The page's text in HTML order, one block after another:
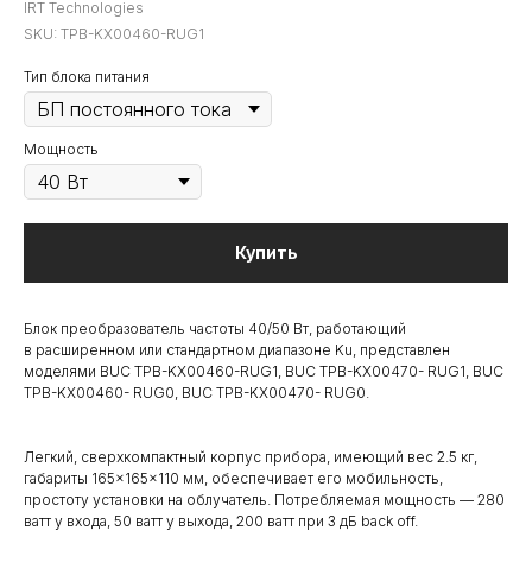
IRT Technologies
SKU: TPB-KX00460-RUG1
Тип блока питания
Мощность
Купить
Блок преобразователь частоты 40/50 Вт, работающий
в расширенном или стандартном диапазоне Ku, представлен
моделями BUC TPB-KX00460-RUG1, BUC TPB-KX00470- RUG1, BUC
TPB-KX00460- RUG0, BUC TPB-KX00470- RUG0.
Легкий, сверхкомпактный корпус прибора, имеющий вес 2.5 кг,
габариты 165×165×110 мм, обеспечивает его мобильность,
простоту установки на облучатель. Потребляемая мощность — 280
ватт у входа, 50 ватт у выхода, 200 ватт при 3 дБ back off.